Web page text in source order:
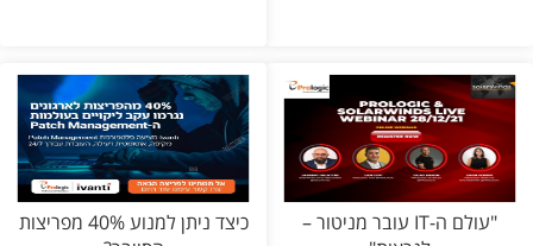
"עולם ה-IT עובר מניטור –
כיצד ניתן למנוע 40% מפריצות